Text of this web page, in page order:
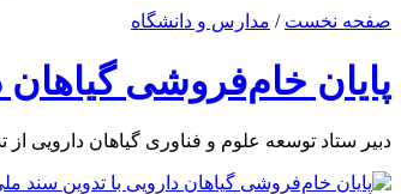
صفحه نخست / مدارس و دانشگاه
پایان خام‌فروشی
دبیر ستاد توسعه علوم و فناوری گیاهان دارویی